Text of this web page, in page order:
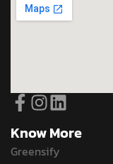
Know More
Greensify